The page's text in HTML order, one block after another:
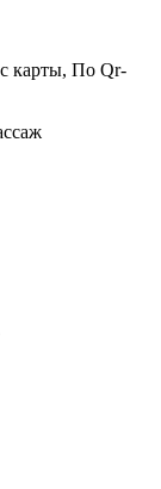
карты, По Qr-